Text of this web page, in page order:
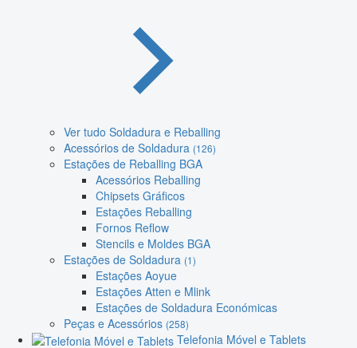
Ver tudo Soldadura e Reballing
Acessórios de Soldadura (126)
Estações de Reballing BGA
Acessórios Reballing
Chipsets Gráficos
Estações Reballing
Fornos Reflow
Stencils e Moldes BGA
Estações de Soldadura (1)
Estações Aoyue
Estações Atten e Mlink
Estações de Soldadura Económicas
Peças e Acessórios (258)
Telefonia Móvel e Tablets